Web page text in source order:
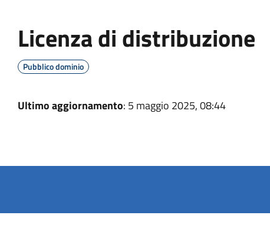
Licenza di distribuzione
Pubblico dominio
Ultimo aggiornamento: 5 maggio 2025, 08:44